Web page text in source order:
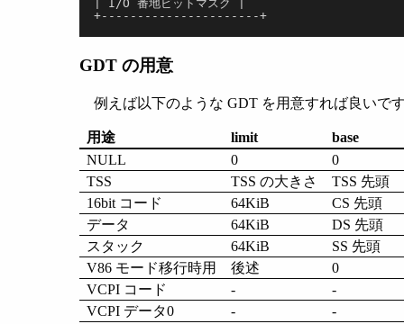
| I/O 番地ビットマスク |
+----------------------+
GDT の用意
例えば以下のような GDT を用意すれば良いで
用途 limit
base
NULL
0
0
TSS
TSS の大きさ
TSS 先頭
16bit コード
64KiB
CS 先頭
データ
64KiB
DS 先頭
スタック
64KiB
SS 先頭
V86 モード移行時用
後述
0
VCPI コード
-
-
VCPI データ0
-
-